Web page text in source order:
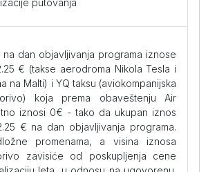
dan objavljivanja programa iznose
€ (takse aerodroma Nikola Tesla i
na Malti) i YQ taksu (aviokompanijska
koja prema obaveštenju Air
iznosi 0€ - tako da ukupan iznos
€ na dan objavljivanja programa.
promenama, a visina iznosa
zavisiće od poskupljenja cene